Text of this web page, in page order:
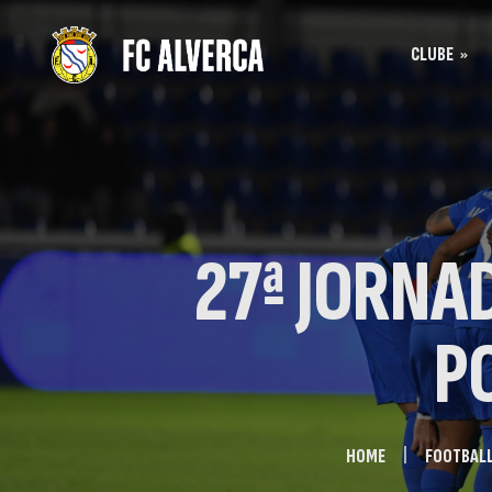
CLUBE
Acreditação
27ª
HOME